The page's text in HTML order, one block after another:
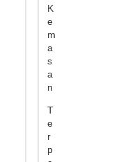
K
e
m
a
s
a
n
T
e
r
p